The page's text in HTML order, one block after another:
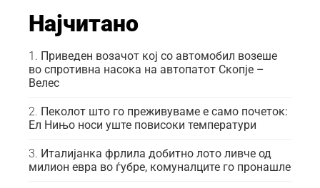
Најчитано
Приведен возачот кој со автомобил возеше
во спротивна насока на автопатот Скопје –
Велес
Пеколот што го преживуваме е само почеток:
Ел Нињо носи уште повисоки температури
Италијанка фрлила добитно лото ливче од
милион евра во ѓубре, комуналците го пронашле